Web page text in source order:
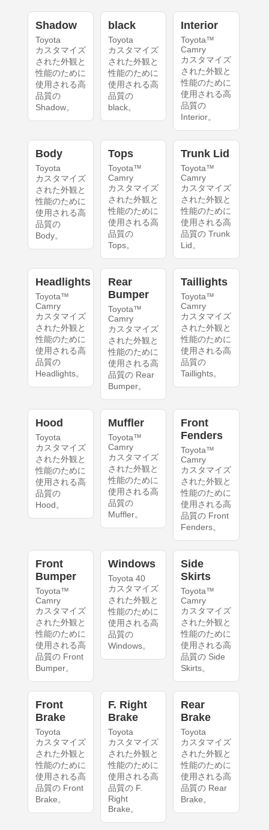
Shadow
Toyota
カスタマイズ
された外観と
性能のために
使用される高
品質の
Shadow。
black
Toyota
カスタマイズ
された外観と
性能のために
使用される高
品質の
black。
Interior
Toyota™
Camry
カスタマイズ
された外観と
性能のために
使用される高
品質の
Interior。
Body
Toyota
カスタマイズ
された外観と
性能のために
使用される高
品質の
Body。
Tops
Toyota™
Camry
カスタマイズ
された外観と
性能のために
使用される高
品質の
Tops。
Trunk Lid
Toyota™
Camry
カスタマイズ
された外観と
性能のために
使用される高
品質の Trunk
Lid。
Headlights
Toyota™
Camry
カスタマイズ
された外観と
性能のために
使用される高
品質の
Headlights。
Rear
Bumper
Toyota™
Camry
カスタマイズ
された外観と
性能のために
使用される高
品質の Rear
Bumper。
Taillights
Toyota™
Camry
カスタマイズ
された外観と
性能のために
使用される高
品質の
Taillights。
Hood
Toyota
カスタマイズ
された外観と
性能のために
使用される高
品質の
Hood。
Muffler
Toyota™
Camry
カスタマイズ
された外観と
性能のために
使用される高
品質の
Muffler。
Front
Fenders
Toyota™
Camry
カスタマイズ
された外観と
性能のために
使用される高
品質の Front
Fenders。
Front
Bumper
Toyota™
Camry
カスタマイズ
された外観と
性能のために
使用される高
品質の Front
Bumper。
Windows
Toyota 40
カスタマイズ
された外観と
性能のために
使用される高
品質の
Windows。
Side
Skirts
Toyota™
Camry
カスタマイズ
された外観と
性能のために
使用される高
品質の Side
Skirts。
Front
Brake
Toyota
カスタマイズ
された外観と
性能のために
使用される高
品質の Front
Brake。
F. Right
Brake
Toyota
カスタマイズ
された外観と
性能のために
使用される高
品質の F.
Right
Brake。
Rear
Brake
Toyota
カスタマイズ
された外観と
性能のために
使用される高
品質の Rear
Brake。